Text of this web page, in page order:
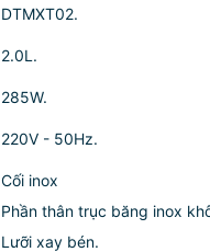
DTMXT02.
2.0L.
285W.
220V - 50Hz.
Cối inox
Phần thân trục băng inox
Lưỡi xay bén.